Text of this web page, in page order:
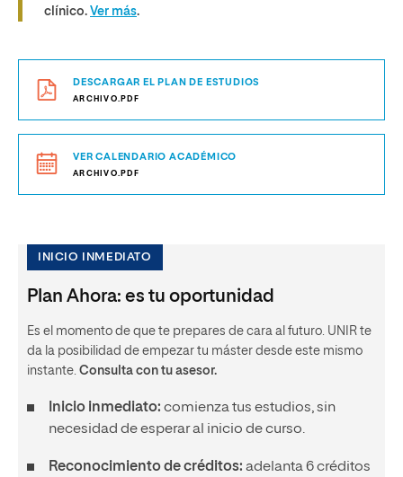
clínico. Ver más.
DESCARGAR EL PLAN DE ESTUDIOS
ARCHIVO.PDF
VER CALENDARIO ACADÉMICO
ARCHIVO.PDF
INICIO INMEDIATO
Plan Ahora: es tu oportunidad
Es el momento de que te prepares de cara al futuro. UNIR te
da la posibilidad de empezar tu máster desde este mismo
instante. Consulta con tu asesor.
Inicio inmediato: comienza tus estudios, sin
necesidad de esperar al inicio de curso.
Reconocimiento de créditos: adelanta 6 créditos